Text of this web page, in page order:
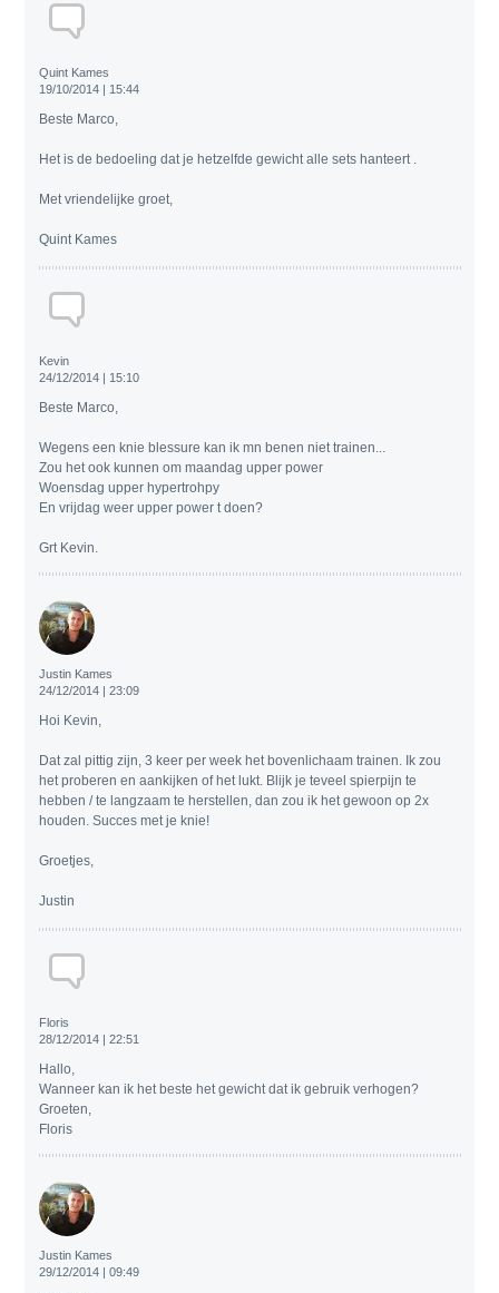
Quint Kames
19/10/2014 | 15:44
Beste Marco,
Het is de bedoeling dat je hetzelfde gewicht alle sets hanteert .
Met vriendelijke groet,
Quint Kames
Kevin
24/12/2014 | 15:10
Beste Marco,
Wegens een knie blessure kan ik mn benen niet trainen...
Zou het ook kunnen om maandag upper power
Woensdag upper hypertrohpy
En vrijdag weer upper power t doen?
Grt Kevin.
Justin Kames
24/12/2014 | 23:09
Hoi Kevin,
Dat zal pittig zijn, 3 keer per week het bovenlichaam trainen. Ik zou
het proberen en aankijken of het lukt. Blijk je teveel spierpijn te
hebben / te langzaam te herstellen, dan zou ik het gewoon op 2x
houden. Succes met je knie!
Groetjes,
Justin
Floris
28/12/2014 | 22:51
Hallo,
Wanneer kan ik het beste het gewicht dat ik gebruik verhogen?
Groeten,
Floris
Justin Kames
29/12/2014 | 09:49